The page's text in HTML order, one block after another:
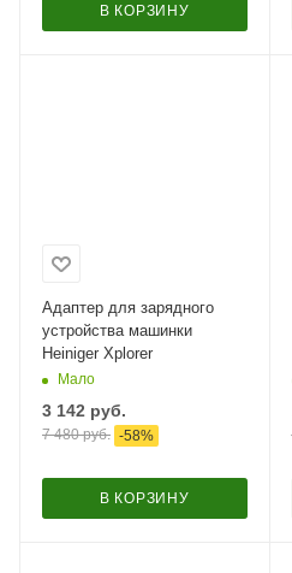
В КОРЗИНУ
Адаптер для зарядного
устройства машинки
Heiniger Xplorer
Мало
3 142 руб.
7 480руб. -58%
В КОРЗИНУ